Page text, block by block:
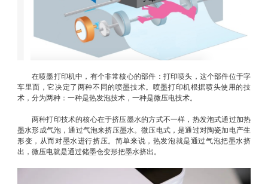
在喷墨打印机中，有个非常核心的部件：打印喷头，这个部件位于字
车里面，它决定了两种不同的喷墨技术。喷墨打印机根据喷头使用的技
术，分为两种：一种是热发泡技术，一种是微压电技术。
两种打印技术的核心在于挤压墨水的方式不一样，热发泡式通过加热
墨水形成气泡，通过气泡来挤压墨水。微压电式，是通过对陶瓷加电产生
形变，从而对墨水进行挤压。简单来说，热发泡就是通过气泡把墨水挤
出，微压电就是通过储墨仓变形把墨水挤出。